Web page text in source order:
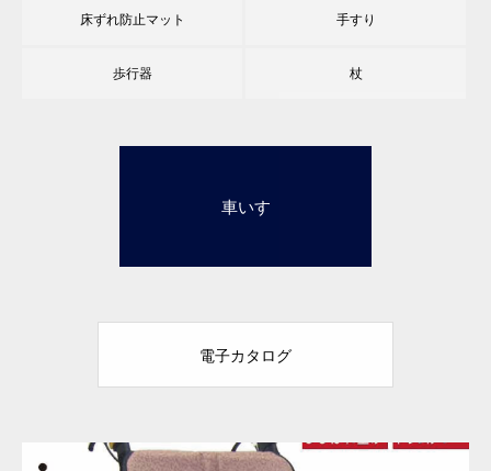
3床ずれ防止マット 4手すり
5歩行器 6杖
1車いす
電子カタログ